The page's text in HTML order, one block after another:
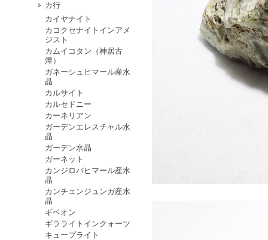
カ行
カイヤナイト
カコクセナイトインアメ
ジスト
カムイコタン（神居古
潭）
ガネーシュヒマール産水
晶
カルサイト
カルセドニー
カーネリアン
ガーデンエレスチャル水
晶
ガーデン水晶
ガーネット
カンジロバヒマール産水
晶
カンチェンジュンガ産水
晶
ギベオン
ギラライトインクォーツ
キュープライト